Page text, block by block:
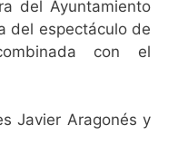
del Ayuntamiento
del espectáculo de
con el
Javier Aragonés y